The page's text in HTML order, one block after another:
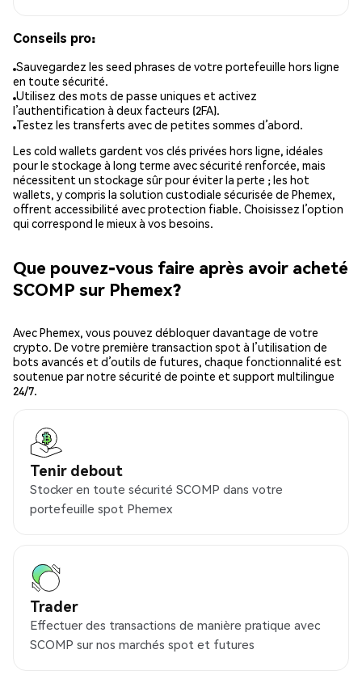
Conseils pro:
Sauvegardez les seed phrases de votre portefeuille hors ligne
en toute sécurité.
Utilisez des mots de passe uniques et activez
l’authentification à deux facteurs (2FA).
Testez les transferts avec de petites sommes d’abord.
Les cold wallets gardent vos clés privées hors ligne, idéales
pour le stockage à long terme avec sécurité renforcée, mais
nécessitent un stockage sûr pour éviter la perte ; les hot
wallets, y compris la solution custodiale sécurisée de Phemex,
offrent accessibilité avec protection fiable. Choisissez l’option
qui correspond le mieux à vos besoins.
Que pouvez-vous faire après avoir acheté
SCOMP sur Phemex?
Avec Phemex, vous pouvez débloquer davantage de votre
crypto. De votre première transaction spot à l’utilisation de
bots avancés et d’outils de futures, chaque fonctionnalité est
soutenue par notre sécurité de pointe et support multilingue
24/7.
Tenir debout
Stocker en toute sécurité SCOMP dans votre
portefeuille spot Phemex
Trader
Effectuer des transactions de manière pratique avec
SCOMP sur nos marchés spot et futures